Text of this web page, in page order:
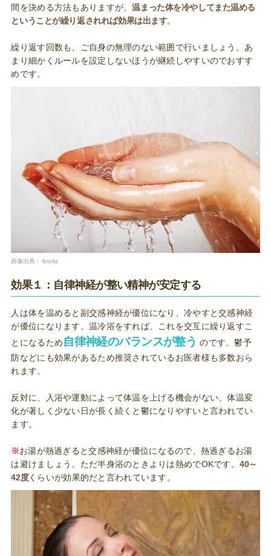
間を決める方法もありますが、温まった体を冷やしてまた温める
ということが繰り返されれば効果は出ます。
繰り返す回数も、ご自身の無理のない範囲で行いましょう。あ
まり細かくルールを設定しないほうが継続しやすいのでおすす
めです。
画像出典： fotolia
効果１：自律神経が整い精神が安定する
人は体を温めると副交感神経が優位になり、冷やすと交感神経
が優位になります。温冷浴をすれば、これを交互に繰り返すこ
とになるため自律神経のバランスが整う のです。鬱予
防などにも効果があるため推奨されているお医者様も多数おら
れます。
反対に、入浴や運動によって体温を上げる機会がない、体温変
化が著しく少ない日が長く続くと鬱になりやすいと言われてい
ます。
※お湯が熱過ぎると交感神経が優位になるので、熱過ぎるお湯
は避けましょう。ただ半身浴のときよりは熱めでOKです。 40～
42度くらいが効果的だと言われています。